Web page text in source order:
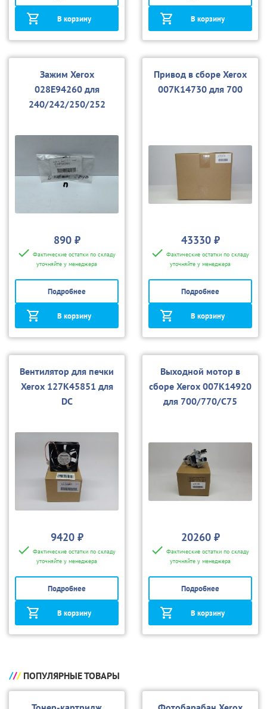
В корзину В корзину
Зажим Xerox
028E94260 для
240/242/250/252
890 ₽
Фактические остатки по складу
уточняйте у менеджера
Подробнее
В корзину
Привод в сборе Xerox
007K14730 для 700
43330 ₽
Фактические остатки по складу
уточняйте у менеджера
Подробнее
В корзину
Вентилятор для печки
Xerox 127K45851 для
DC
9420 ₽
Фактические остатки по складу
уточняйте у менеджера
Подробнее
В корзину
Выходной мотор в
сборе Xerox 007K14920
для 700/770/С75
20260 ₽
Фактические остатки по складу
уточняйте у менеджера
Подробнее
В корзину
ПОПУЛЯРНЫЕ ТОВАРЫ